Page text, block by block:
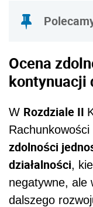
Ocena
kontynuacji
W Rozdziale II
Rachunkowości
zdolności
działalności,
negatywne, ale
dalszego